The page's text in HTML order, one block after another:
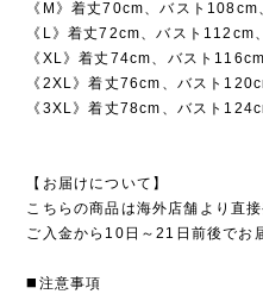
《M》着丈70cm、バスト
《L》着丈72cm、バスト
《XL》着丈74cm、バスト
《2XL》着丈76cm、バスト
《3XL》着丈78cm、バスト
【お届けについて】
こちらの商品は海外店舗より直接
ご入金から10日～21日前後でお
◼️注意事項